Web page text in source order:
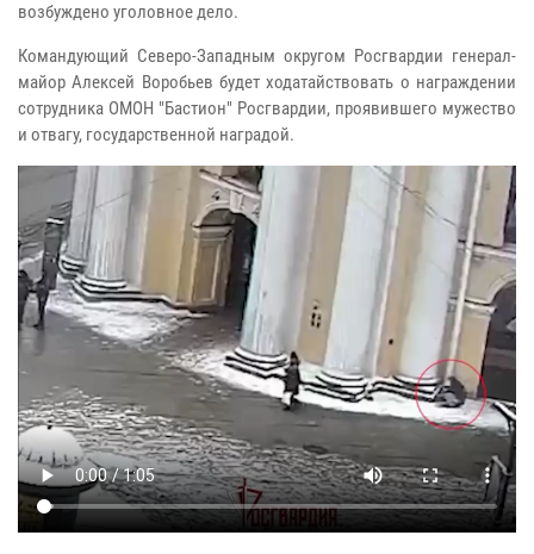
возбуждено уголовное дело.
Командующий Северо-Западным округом Росгвардии генерал-
майор Алексей Воробьев будет ходатайствовать о награждении
сотрудника ОМОН "Бастион" Росгвардии, проявившего мужество
и отвагу, государственной наградой.